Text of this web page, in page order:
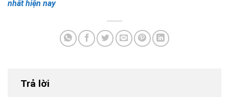
nhất hiện nay
Trả lời